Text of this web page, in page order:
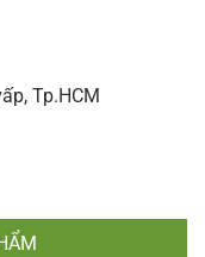
Tp.HCM